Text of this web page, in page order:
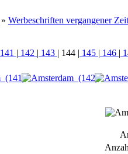
» Werbeschriften vergangener
141 | 142 | 143 | 144 | 145 | 146 |